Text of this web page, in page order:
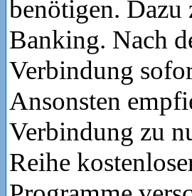
benötigen. Dazu
Banking. Nach
Verbindung
Ansonsten
Verbindung zu
Reihe